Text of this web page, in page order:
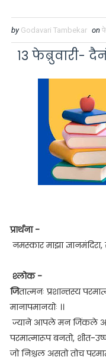
by Godavari Tambekar on
१3 फेब्रुवारी-
प्रार्थना -
नमस्कार माझा
श्लोक -
जितात्मनः प्रशान्तस्य
मानापमानयोः ।।
ज्याने आपले मन जिंकले
परमात्मारूप बनतो, शीत-
जो निश्चल असतो तोच